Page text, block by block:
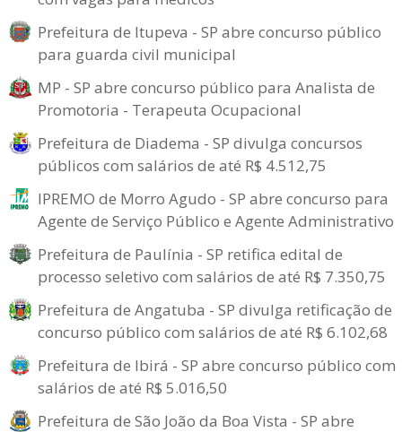
Prefeitura de Itupeva - SP abre concurso público
para guarda civil municipal
MP - SP abre concurso público para Analista de
Promotoria - Terapeuta Ocupacional
Prefeitura de Diadema - SP divulga concursos
públicos com salários de até R$ 4.512,75
IPREMO de Morro Agudo - SP abre concurso para
Agente de Serviço Público e Agente Administrativo
Prefeitura de Paulínia - SP retifica edital de
processo seletivo com salários de até R$ 7.350,75
Prefeitura de Angatuba - SP divulga retificação de
concurso público com salários de até R$ 6.102,68
Prefeitura de Ibirá - SP abre concurso público com
salários de até R$ 5.016,50
Prefeitura de São João da Boa Vista - SP abre